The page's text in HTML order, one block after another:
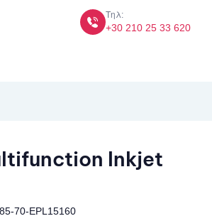
Τηλ:
+30 210 25 33 620
Inkjet
70-EPL15160